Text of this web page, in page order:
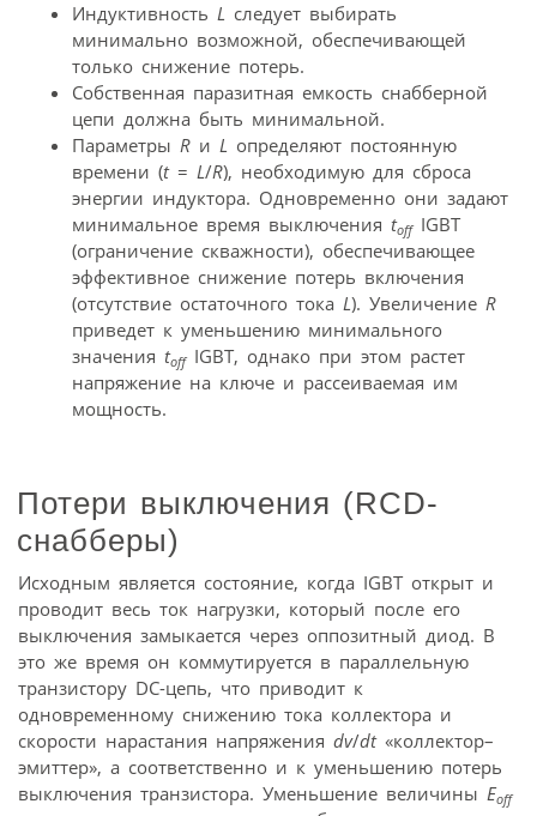
Индуктивность L следует выбирать
минимально возможной, обеспечивающей
только снижение потерь.
Собственная паразитная емкость снабберной
цепи должна быть минимальной.
Параметры R и L определяют постоянную
времени (t= L/R), необходимую для сброса
энергии индуктора. Одновременно они задают
минимальное время выключения toffIGBT
(ограничение скважности), обеспечивающее
эффективное снижение потерь включения
(отсутствие остаточного тока L). Увеличение R
приведет к уменьшению минимального
значения toffIGBT, однако при этом растет
напряжение на ключе и рассеиваемая им
мощность.
Потери выключения (RСD-
снабберы)
Исходным является состояние, когда IGBT открыт и
проводит весь ток нагрузки, который после его
выключения замыкается через оппозитный диод. В
это же время он коммутируется в параллельную
транзистору DC-цепь, что приводит к
одновременному снижению тока коллектора и
скорости нарастания напряжения dv/dt«коллектор–
эмиттер», а соответственно и к уменьшению потерь
выключения транзистора. Уменьшение величины Eoff